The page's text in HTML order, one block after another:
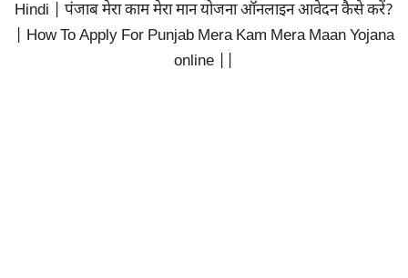
Hindi | पंजाब मेरा काम मेरा मान योजना ऑनलाइन आवेदन कैसे करें?
| How To Apply For Punjab Mera Kam Mera Maan Yojana
online ||